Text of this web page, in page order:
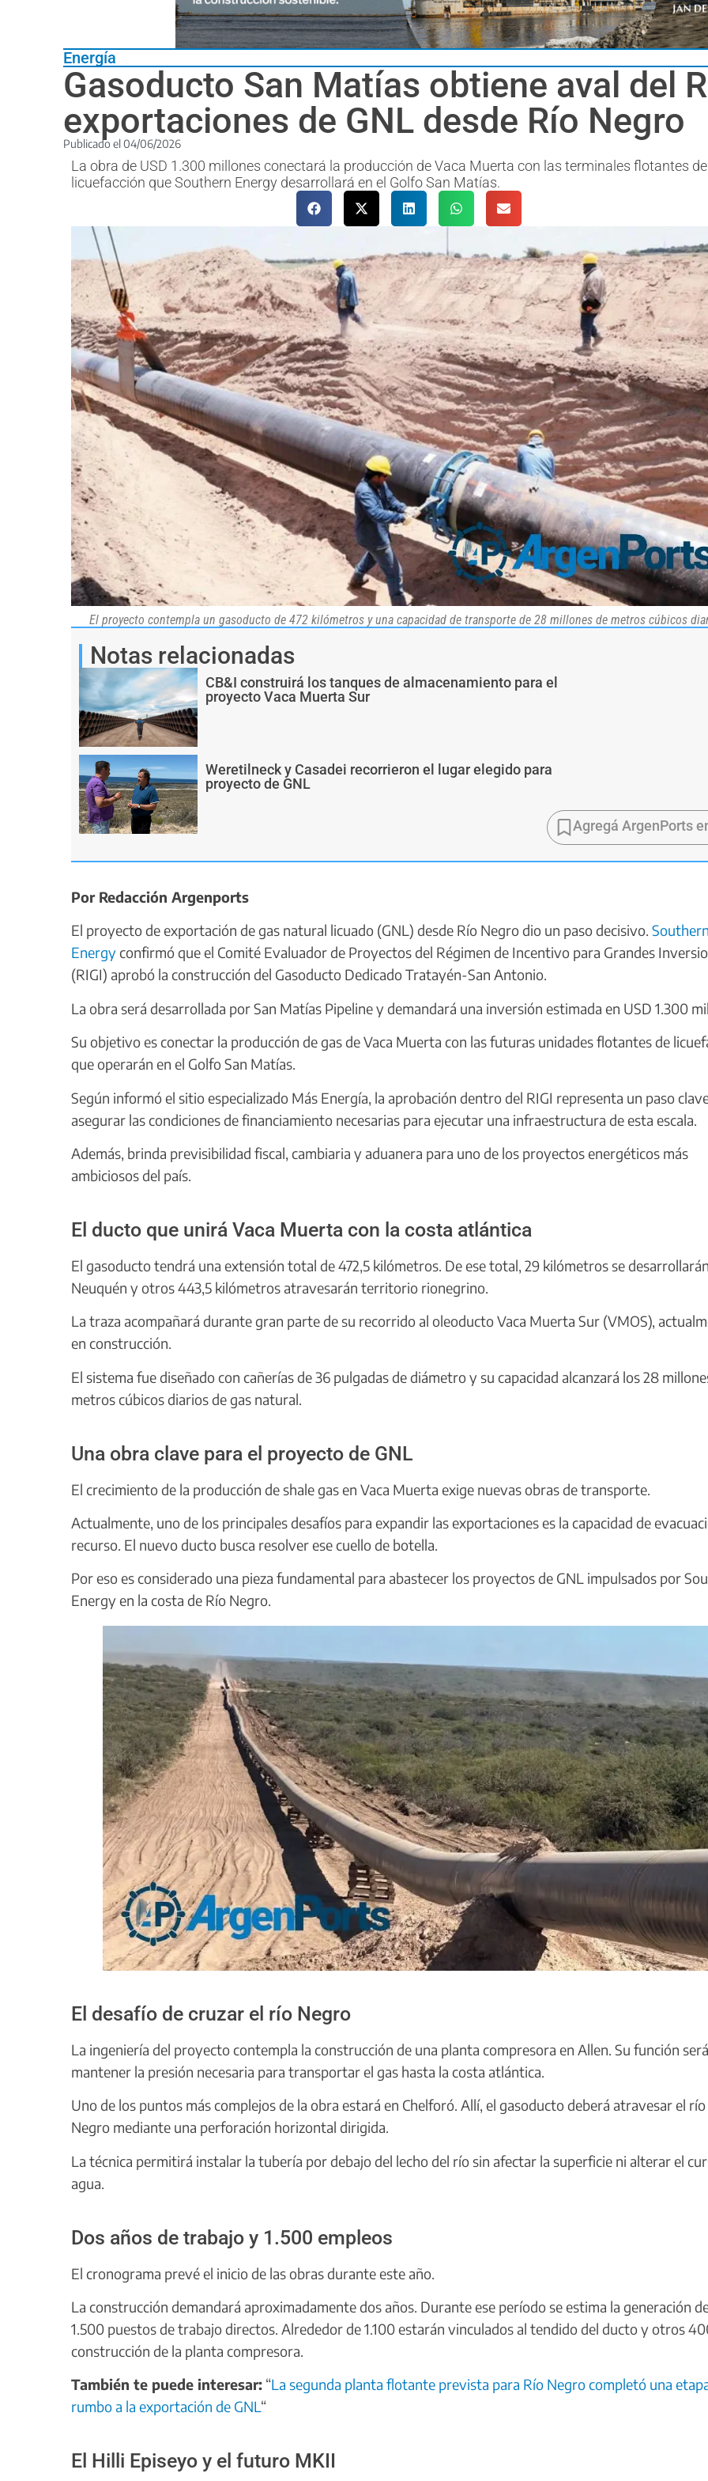
Energía
Gasoducto San Matías obtiene aval del
exportaciones de GNL desde Río Negro
Publicado el 04/06/2026
La obra de USD 1.300 millones conectará la producción de Vaca Muerta con las terminales flotantes de
licuefacción que Southern Energy desarrollará en el Golfo San Matías.
El proyecto contempla un gasoducto de 472 kilómetros y una capacidad de transporte de 28 millones de metros cúbicos
Notas relacionadas
CB&I construirá los tanques de almacenamiento para el
proyecto Vaca Muerta Sur
Weretilneck y Casadei recorrieron el lugar elegido para
proyecto de GNL
Agregá ArgenPorts
Por Redacción Argenports
El proyecto de exportación de gas natural licuado (GNL) desde Río Negro dio un paso decisivo.
Energyconfirmó que el Comité Evaluador de Proyectos del Régimen de Incentivo para Grandes
(RIGI) aprobó la construcción del Gasoducto Dedicado Tratayén-San Antonio.
La obra será desarrollada por San Matías Pipeline y demandará una inversión estimada en USD 1.300
Su objetivo es conectar la producción de gas de Vaca Muerta con las futuras unidades flotantes de
que operarán en el Golfo San Matías.
Según informó el sitio especializado Más Energía, la aprobación dentro del RIGI representa un paso
asegurar las condiciones de financiamiento necesarias para ejecutar una infraestructura de esta escala.
Además, brinda previsibilidad fiscal, cambiaria y aduanera para uno de los proyectos energéticos más
ambiciosos del país.
El ducto que unirá Vaca Muerta con la costa atlántica
El gasoducto tendrá una extensión total de 472,5 kilómetros. De ese total, 29 kilómetros se
Neuquén y otros 443,5 kilómetros atravesarán territorio rionegrino.
La traza acompañará durante gran parte de su recorrido al oleoducto Vaca Muerta Sur (VMOS),
en construcción.
El sistema fue diseñado con cañerías de 36 pulgadas de diámetro y su capacidad alcanzará los 28
metros cúbicos diarios de gas natural.
Una obra clave para el proyecto de GNL
El crecimiento de la producción de shale gas en Vaca Muerta exige nuevas obras de transporte.
Actualmente, uno de los principales desafíos para expandir las exportaciones es la capacidad de
recurso. El nuevo ducto busca resolver ese cuello de botella.
Por eso es considerado una pieza fundamental para abastecer los proyectos de GNL impulsados por
Energy en la costa de Río Negro.
El desafío de cruzar el río Negro
La ingeniería del proyecto contempla la construcción de una planta compresora en Allen. Su función será
mantener la presión necesaria para transportar el gas hasta la costa atlántica.
Uno de los puntos más complejos de la obra estará en Chelforó. Allí, el gasoducto deberá atravesar el río
Negro mediante una perforación horizontal dirigida.
La técnica permitirá instalar la tubería por debajo del lecho del río sin afectar la superficie ni alterar el
agua.
Dos años de trabajo y 1.500 empleos
El cronograma prevé el inicio de las obras durante este año.
La construcción demandará aproximadamente dos años. Durante ese período se estima la generación
1.500 puestos de trabajo directos. Alrededor de 1.100 estarán vinculados al tendido del ducto y otros
construcción de la planta compresora.
También te puede interesar: “La segunda planta flotante prevista para Río Negro completó una
rumbo a la exportación de GNL“
El Hilli Episeyo y el futuro MKII